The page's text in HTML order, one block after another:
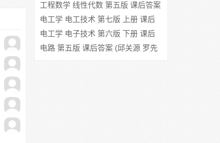
(华成英 童诗白)
工程数学 线性代数 第五版 课后答案
(同济大学数学系)
电工学 电工技术 第七版 上册 课后
答案 (秦曾煌 姜三勇)
电工学 电子技术 第六版 下册 课后
答案 (秦曾煌)
电路 第五版 课后答案 (邱关源 罗先